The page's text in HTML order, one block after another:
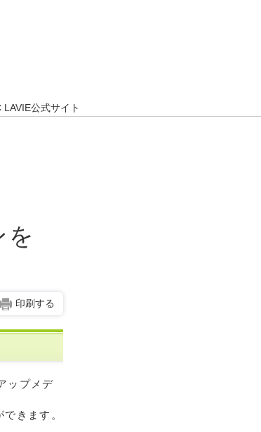
LAVIE公式サイト
を
印刷する
ップメデ
きます。